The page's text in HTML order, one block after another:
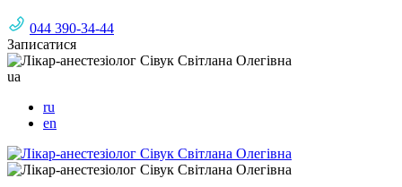
044 390-34-44
Записатися
ua
ru
en